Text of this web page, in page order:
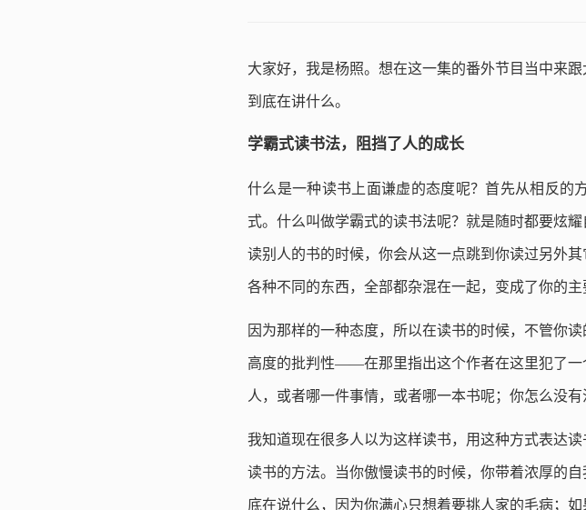
大家好，我是杨照。想在这一集的番外节目当中来
到底在讲什么。
学霸式读书法，阻挡了人的成长
什么是一种读书上面谦虚的态度呢？首先从相反的
式。什么叫做学霸式的读书法呢？就是随时都要炫
读别人的书的时候，你会从这一点跳到你读过另外
各种不同的东西，全部都杂混在一起，变成了你的主
因为那样的一种态度，所以在读书的时候，不管你
高度的批判性——在那里指出这个作者在这里犯了
人，或者哪一件事情，或者哪一本书呢；你怎么没
我知道现在很多人以为这样读书，用这种方式表达
读书的方法。当你傲慢读书的时候，你带着浓厚的
底在说什么，因为你满心只想着要挑人家的毛病；